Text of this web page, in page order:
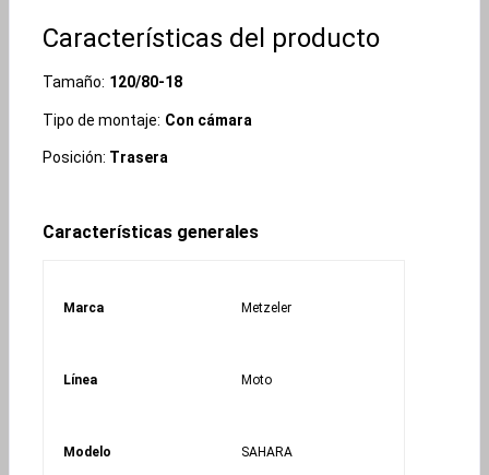
Características del producto
Tamaño: 120/80-18
Tipo de montaje: Con cámara
Posición: Trasera
Características generales
Marca Metzeler
Línea Moto
Modelo SAHARA